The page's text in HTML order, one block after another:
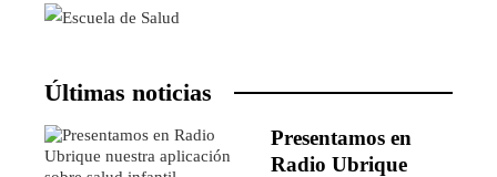
Últimas noticias
Presentamos en
Radio Ubrique